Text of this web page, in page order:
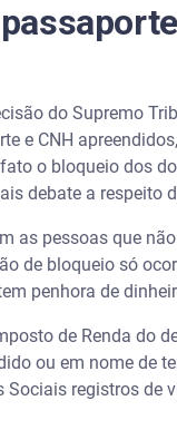
do Supremo
e CNH
o bloqueio dos
debate a
as pessoas que
de bloqueio só
penhora de
de Renda do
ou em nome de
registros